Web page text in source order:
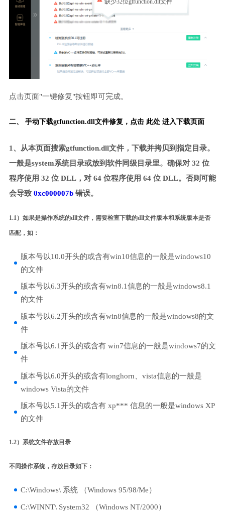
缺少32位gtfunction.dll文件
点击页面"一键修复"按钮即可完成。
二、 手动下载gtfunction.dll文件修复， 点击 此处 进入下载页面
1、从本页面搜索gtfunction.dll文件，下载并拷贝到指定目录。
一般是system系统目录或放到软件同级目录里。确保对 32 位
程序使用 32 位 DLL，对 64 位程序使用 64 位 DLL。否则可能
会导致 0xc000007b错误。
1.1）如果是操作系统的dll文件，需要检查下载的dll文件版本和系统版本是否
匹配，如：
版本号以10.0开头的或含有win10信息的一般是windows10
的文件
版本号以6.3开头的或含有win8.1信息的一般是windows8.1
的文件
版本号以6.2开头的或含有win8信息的一般是windows8的文
件
版本号以6.1开头的或含有 win7信息的一般是windows7的文
件
版本号以6.0开头的或含有longhorn、vista信息的一般是
windows Vista的文件
版本号以5.1开头的或含有 xp*** 信息的一般是windows XP
的文件
1.2）系统文件存放目录
不同操作系统，存放目录如下：
C:\Windows\ 系统 （Windows 95/98/Me）
C:\WINNT\ System32 （Windows NT/2000）